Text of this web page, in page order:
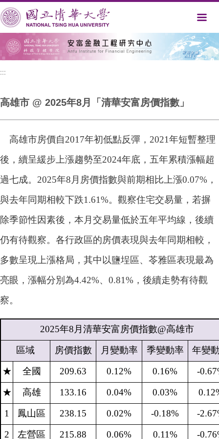
跳
到
主
要
內
容
:::
高雄市 @ 2025年8月「清華安富房價指數」
高雄市房價自2017年初低點反彈，2021年短暫整理
後，續呈緩步上漲趨勢至2024年底，五年累積漲幅超
過七成。2025年8月房價指數與前期相比上漲0.07%，
與去年同期相較下跌1.61%。觀察住宅交易量，若摒
除季節性因素後，本月交易量低於五年平均線，後續
仍有待觀察。各行政區的房價表現與去年同期相較，
多數呈現上漲格局，其中以鹽埕區、苓雅區表現最為
亮眼，漲幅分別為4.42%、0.81%，後續走勢有待觀
察。
2025年8 月清華安富房價指數@高雄市
區域 房價指數 月變動率 季變動率 年變
★ 全國 209.63 0.12% 0.16% -
★ 高雄 133.16 0.04% 0.03%
1 鳳山區 238.15 0.02% -0.18% -
2 左營區 215.88 0.06% 0.11% -